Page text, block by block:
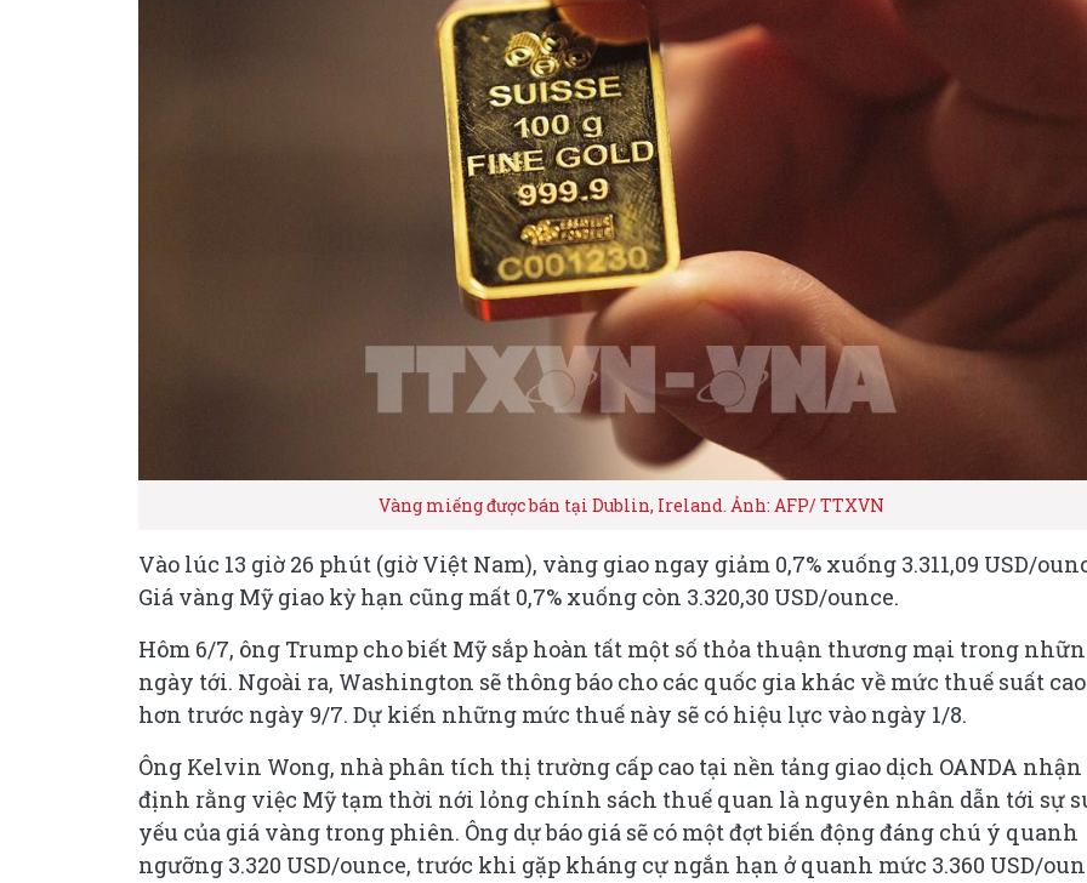
Vàng miếng được bán tại Dublin, Ireland. Ảnh: AFP/ TTXVN
Vào lúc 13 giờ 26 phút (giờ Việt Nam), vàng giao ngay giảm 0,7% xuống 3.311,09 USD/
Giá vàng Mỹ giao kỳ hạn cũng mất 0,7% xuống còn 3.320,30 USD/ounce.
Hôm 6/7, ông Trump cho biết Mỹ sắp hoàn tất một số thỏa thuận thương mại trong
ngày tới. Ngoài ra, Washington sẽ thông báo cho các quốc gia khác về mức thuế suất cao
hơn trước ngày 9/7. Dự kiến những mức thuế này sẽ có hiệu lực vào ngày 1/8.
Ông Kelvin Wong, nhà phân tích thị trường cấp cao tại nền tảng giao dịch OANDA nhận
định rằng việc Mỹ tạm thời nới lỏng chính sách thuế quan là nguyên nhân dẫn tới sự
yếu của giá vàng trong phiên. Ông dự báo giá sẽ có một đợt biến động đáng chú ý quanh
ngưỡng 3.320 USD/ounce, trước khi gặp kháng cự ngắn hạn ở quanh mức 3.360 USD/